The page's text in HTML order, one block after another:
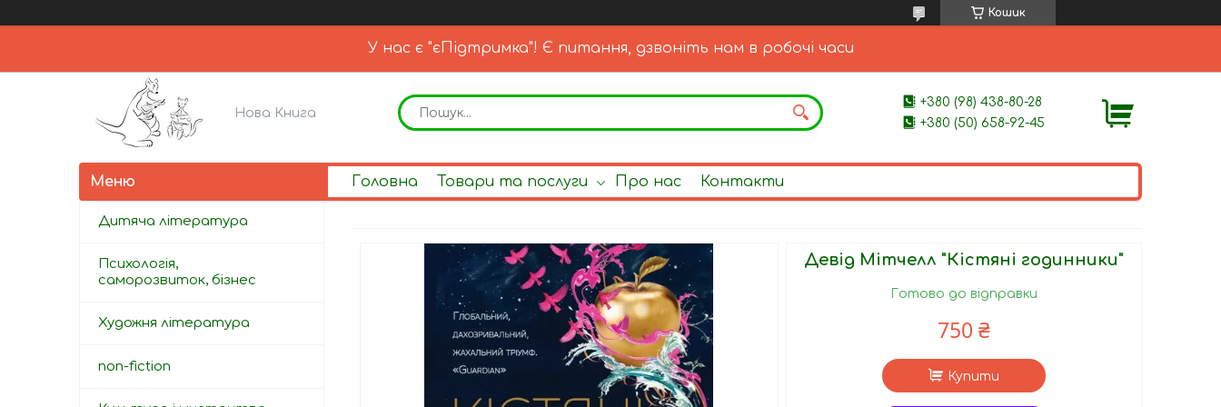
Кошик
У нас є "єПідтримка"! Є питання, дзвоніть нам в робочі часи
Нова Книга
+380 (98) 438-80-28
+380 (50) 658-92-45
Головна Товари та послуги Про нас Контакти
Девід Мітчелл "Кістяні годинники"
Готово до відправки
750 ₴
Купити
Дитяча література
Психологія,
саморозвиток, бізнес
Художня література
non-fiction